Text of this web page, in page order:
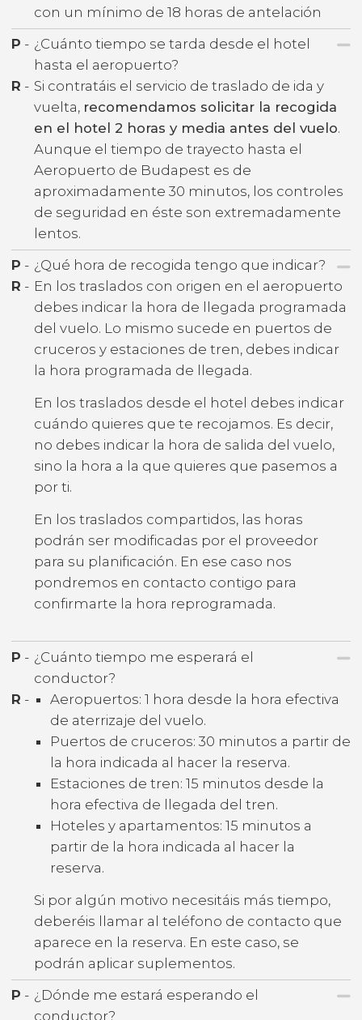
con un mínimo de 18 horas de antelación
P - ¿Cuánto tiempo se tarda desde el hotel
hasta el aeropuerto?
R - Si contratáis el servicio de traslado de ida y
vuelta, recomendamos solicitar la recogida
en el hotel 2 horas y media antes del vuelo.
Aunque el tiempo de trayecto hasta el
Aeropuerto de Budapest es de
aproximadamente 30 minutos, los controles
de seguridad en éste son extremadamente
lentos.
P - ¿Qué hora de recogida tengo que indicar?
R - En los traslados con origen en el aeropuerto
debes indicar la hora de llegada programada
del vuelo. Lo mismo sucede en puertos de
cruceros y estaciones de tren, debes indicar
la hora programada de llegada.
En los traslados desde el hotel debes indicar
cuándo quieres que te recojamos. Es decir,
no debes indicar la hora de salida del vuelo,
sino la hora a la que quieres que pasemos a
por ti.
En los traslados compartidos, las horas
podrán ser modificadas por el proveedor
para su planificación. En ese caso nos
pondremos en contacto contigo para
confirmarte la hora reprogramada.
P - ¿Cuánto tiempo me esperará el
conductor?
R -
Aeropuertos: 1 hora desde la hora efectiva
de aterrizaje del vuelo.
Puertos de cruceros: 30 minutos a partir de
la hora indicada al hacer la reserva.
Estaciones de tren: 15 minutos desde la
hora efectiva de llegada del tren.
Hoteles y apartamentos: 15 minutos a
partir de la hora indicada al hacer la
reserva.
Si por algún motivo necesitáis más tiempo,
deberéis llamar al teléfono de contacto que
aparece en la reserva. En este caso, se
podrán aplicar suplementos.
P - ¿Dónde me estará esperando el
conductor?